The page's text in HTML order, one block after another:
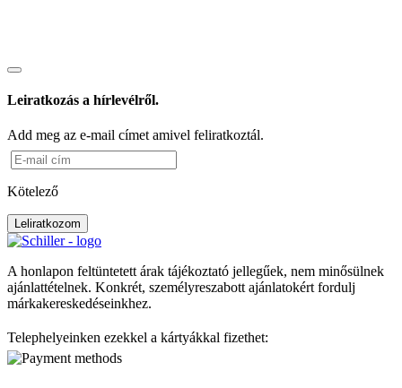
Leiratkozás a hírlevélről.
Add meg az e-mail címet amivel feliratkoztál.
Kötelező
Leliratkozom
A honlapon feltüntetett árak tájékoztató jellegűek, nem minősülnek
ajánlattételnek. Konkrét, személyreszabott ajánlatokért fordulj
márkakereskedéseinkhez.
Telephelyeinken ezekkel a kártyákkal fizethet: